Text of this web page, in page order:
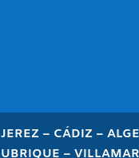
JEREZ – CÁDIZ –
UBRIQUE –